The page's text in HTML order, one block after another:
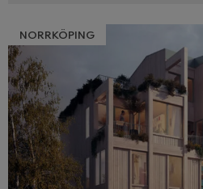
NORRKÖPING